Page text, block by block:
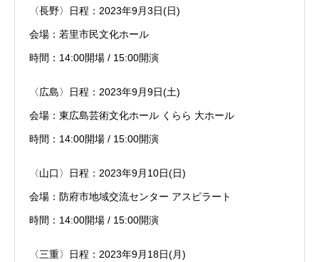
〈長野〉日程：2023年9月3日(日)
会場：若里市民文化ホール
時間：14:00開場 / 15:00開演
〈広島〉日程：2023年9月9日(土)
会場：東広島芸術文化ホール くらら 大ホール
時間：14:00開場 / 15:00開演
〈山口〉日程：2023年9月10日(日)
会場：防府市地域交流センター アスピラート
時間：14:00開場 / 15:00開演
〈三重〉日程：2023年9月18日(月)